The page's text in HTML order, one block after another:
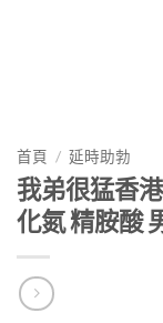
首頁 / 延時助勃
我弟很猛香
化氮 精胺酸